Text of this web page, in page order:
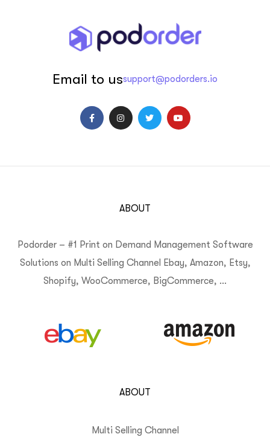
Email to ussupport@podorders.io
ABOUT
Podorder – #1 Print on Demand Management Software
Solutions on Multi Selling Channel Ebay, Amazon, Etsy,
Shopify, WooCommerce, BigCommerce, …
ABOUT
Multi Selling Channel